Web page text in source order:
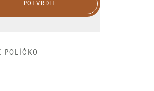
POTVRDIŤ
POLÍČKO